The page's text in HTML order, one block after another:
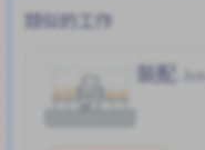
類似的工作
裝配